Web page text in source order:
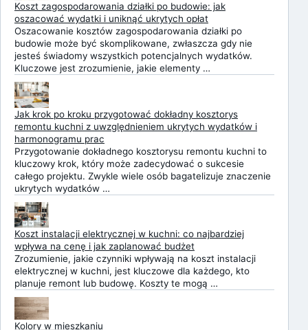
Koszt zagospodarowania działki po budowie: jak
oszacować wydatki i uniknąć ukrytych opłat
Oszacowanie kosztów zagospodarowania działki po
budowie może być skomplikowane, zwłaszcza gdy nie
jesteś świadomy wszystkich potencjalnych wydatków.
Kluczowe jest zrozumienie, jakie elementy …
Jak krok po kroku przygotować dokładny kosztorys
remontu kuchni z uwzględnieniem ukrytych wydatków i
harmonogramu prac
Przygotowanie dokładnego kosztorysu remontu kuchni to
kluczowy krok, który może zadecydować o sukcesie
całego projektu. Zwykle wiele osób bagatelizuje znaczenie
ukrytych wydatków …
Koszt instalacji elektrycznej w kuchni: co najbardziej
wpływa na cenę i jak zaplanować budżet
Zrozumienie, jakie czynniki wpływają na koszt instalacji
elektrycznej w kuchni, jest kluczowe dla każdego, kto
planuje remont lub budowę. Koszty te mogą …
Kolory w mieszkaniu